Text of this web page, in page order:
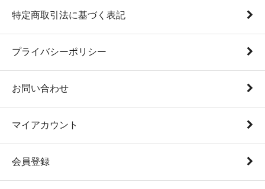
特定商取引法に基づく表記
プライバシーポリシー
お問い合わせ
マイアカウント
会員登録